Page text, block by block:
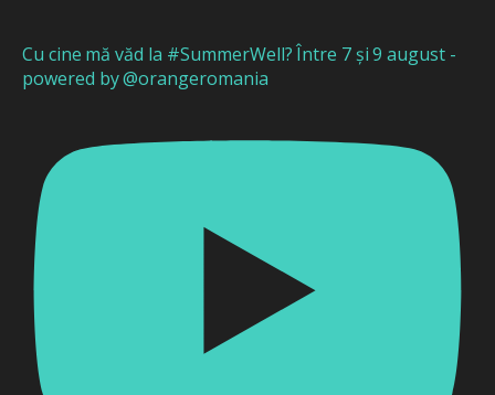
Cu cine mă văd la #SummerWell? Între 7 și 9 august -
powered by @orangeromania